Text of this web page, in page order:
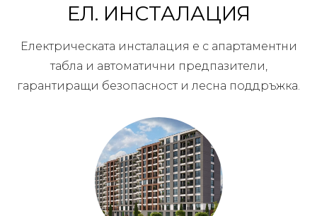
ЕЛ. ИНСТАЛАЦИЯ
Електрическата инсталация е с апартаментни
табла и автоматични предпазители,
гарантиращи безопасност и лесна поддръжка.